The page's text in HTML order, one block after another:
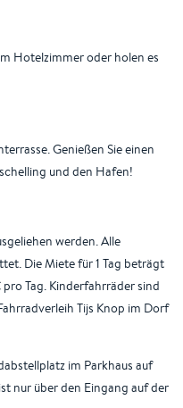
Hotelzimmer oder holen es
Genießen Sie einen
und den Hafen!
werden. Alle
Die Miete für 1 Tag beträgt
Tag. Kinderfahrräder sind
Tijs Knop im Dorf
im Parkhaus auf
nur über den Eingang auf der